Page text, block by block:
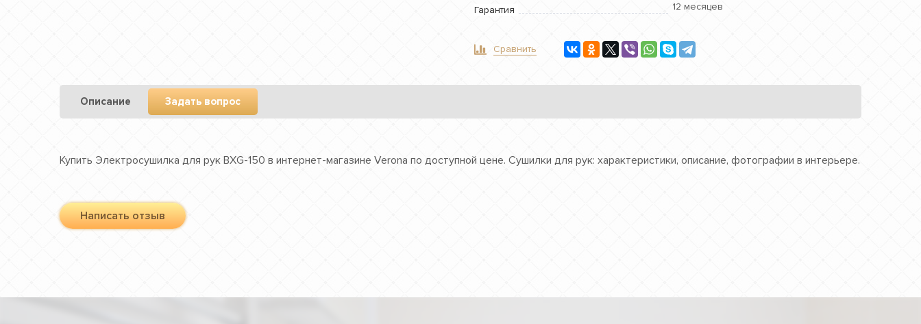
Гарантия
12 месяцев
Сравнить
Описание Задать вопрос
Купить Электросушилка для рук BXG-150 в интернет-магазине Verona по доступной цене. Сушилки для рук: характеристики, описание, фотографии в интерьере.
Написать отзыв